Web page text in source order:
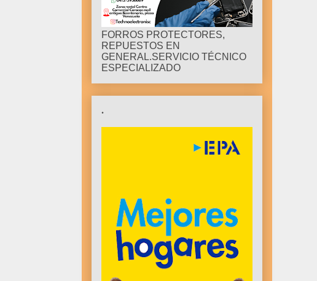
FORROS PROTECTORES,
REPUESTOS EN
GENERAL.SERVICIO TÉCNICO
ESPECIALIZADO
.